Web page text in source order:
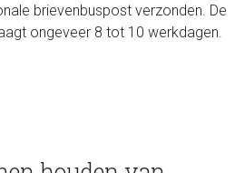
brievenbuspost verzonden. De
ongeveer 8 tot 10 werkdagen.